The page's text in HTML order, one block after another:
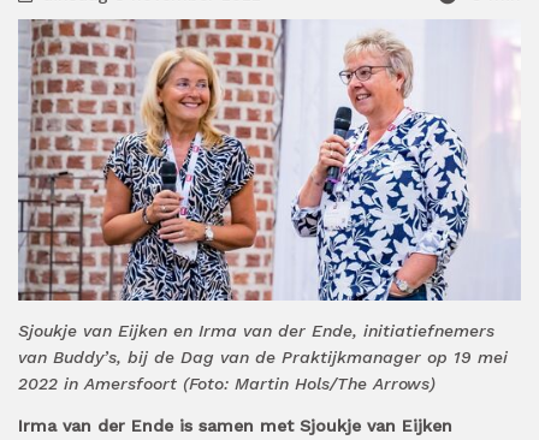
Sjoukje van Eijken en Irma van der Ende, initiatiefnemers
van Buddy’s, bij de Dag van de Praktijkmanager op 19 mei
2022 in Amersfoort (Foto: Martin Hols/The Arrows)
Irma van der Ende is samen met Sjoukje van Eijken